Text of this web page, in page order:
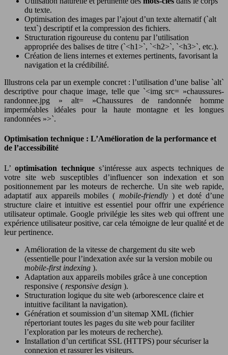
du texte.
Optimisation des images par l’ajout d’un texte alternatif (`alt
text`) descriptif et la compression des fichiers.
Structuration rigoureuse du contenu par l’utilisation
appropriée des balises de titre (`<h1>`, `<h2>`, `<h3>`, etc.).
Création de liens internes et externes pertinents, favorisant la
navigation et la crédibilité.
Illustrons cela par un exemple concret : l’utilisation d’une balise `alt`
descriptive pour chaque image, telle que `<img src= »chaussures-
randonnee.jpg » alt= »Chaussures de randonnée homme
imperméables idéales pour la haute montagne et les longues
randonnées »>`.
Optimisation technique : L’Amélioration de la performance et
de l’accessibilité
L’ optimisation technique s’intéresse aux aspects techniques de
votre site web susceptibles d’influencer son indexation et son
positionnement par les moteurs de recherche. Un site web rapide,
adaptatif aux appareils mobiles ( mobile-friendly ) et doté d’une
structure claire et intuitive est essentiel pour offrir une expérience
utilisateur optimale. Google privilégie les sites web qui offrent une
expérience utilisateur positive, car cela témoigne de leur qualité et de
leur pertinence.
Amélioration de la vitesse de chargement du site web
(essentielle pour l’indexation axée sur la version mobile ou
mobile-first indexing ).
Adaptation aux appareils mobiles grâce à une conception
responsive ( responsive design ).
Structuration logique du site web (arborescence claire et
intuitive facilitant la navigation).
Génération et soumission d’un sitemap XML (fichier
répertoriant toutes les pages du site web pour faciliter
l’exploration par les moteurs de recherche).
Installation d’un certificat SSL (HTTPS) pour sécuriser la
connexion et rassurer les visiteurs.